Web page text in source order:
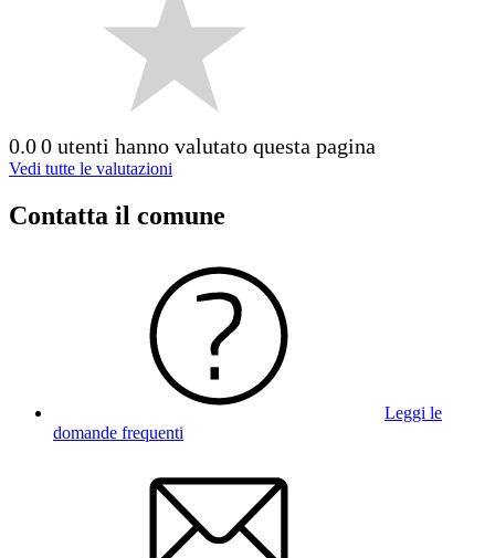
0.00 utenti hanno valutato questa pagina
Vedi tutte le valutazioni
Contatta il comune
Leggi le
domande frequenti